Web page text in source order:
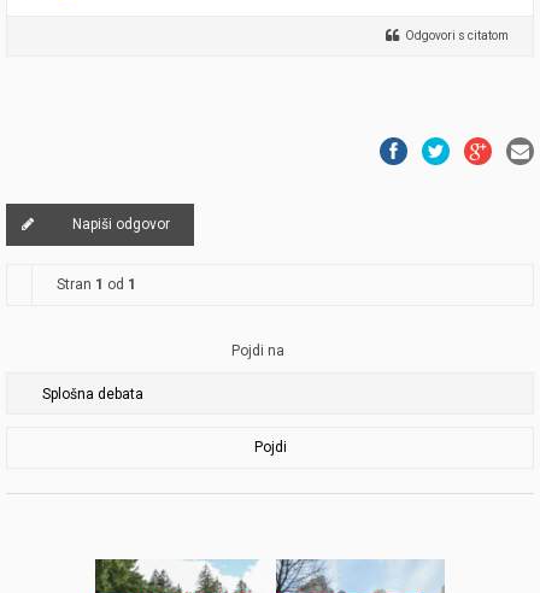
Odgovori s citatom
Napiši odgovor
Stran 1 od 1
Pojdi na
Pojdi